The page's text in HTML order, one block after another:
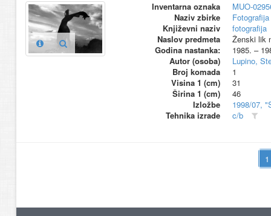
Inventarna oznaka
MUO-
Naziv zbirke
Književni naziv
fotografija
Naslov predmeta
Ženski lik
Godina nastanka:
1985. –
Autor (osoba)
Lupino,
Broj komada
1
Visina 1 (cm)
31
Širina 1 (cm)
46
Izložbe
1998/07,
Tehnika izrade
c/b